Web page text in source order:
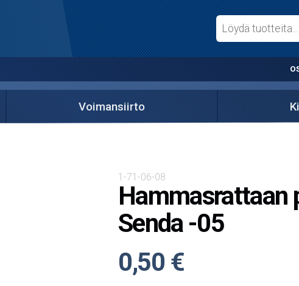
Voimansiirto
1-71-06-08
Hammasrattaan
Senda -05
0,50 €